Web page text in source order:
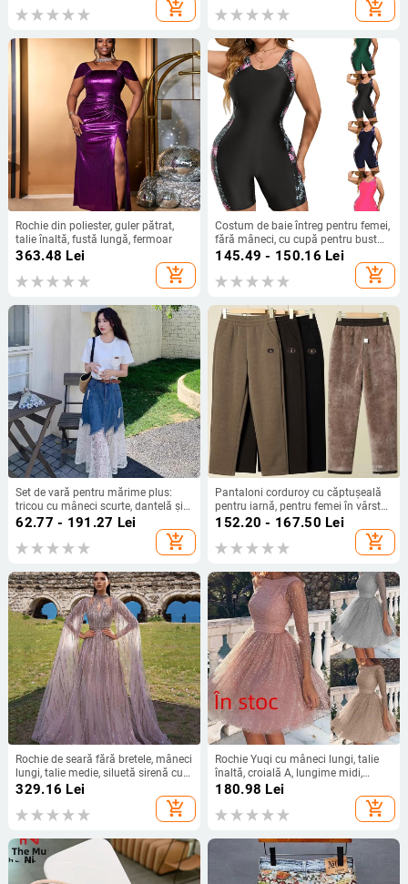
add_shopping_cart add_shopping_cart
Rochie din poliester, guler pătrat,
talie înaltă, fustă lungă, fermoar
363.48 Lei
add_shopping_cart
Costum de baie întreg pentru femei,
fără mâneci, cu cupă pentru bust
fără suport metalic, material 82%
poliester, căptușeală 100% poliester
145.49 - 150.16 Lei
add_shopping_cart
Set de vară pentru mărime plus:
tricou cu mâneci scurte, dantelă și
fustă denim midi
62.77 - 191.27 Lei
add_shopping_cart
Pantaloni corduroy cu căptușeală
pentru iarnă, pentru femei în vârstă,
stil haarem.
152.20 - 167.50 Lei
add_shopping_cart
Rochie de seară fără bretele, mâneci
lungi, talie medie, siluetă sirenă cu
fustă lungă, material poliester
329.16 Lei
add_shopping_cart
Rochie Yuqi cu mâneci lungi, talie
înaltă, croială A, lungime midi,
țesătură din amestec tussah
mătăsă și viscoză, conținutul
principal al țesăturii până la 30%
180.98 Lei
add_shopping_cart